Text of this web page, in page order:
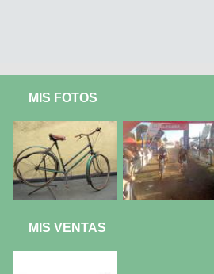
MIS FOTOS
MIS VENTAS